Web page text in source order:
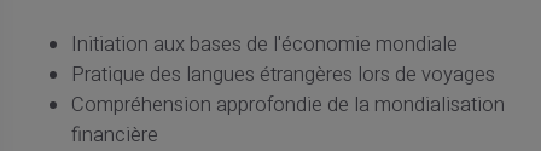
Initiation aux bases de l'économie mondiale
Pratique des langues étrangères lors de voyages
Compréhension approfondie de la mondialisation
financière